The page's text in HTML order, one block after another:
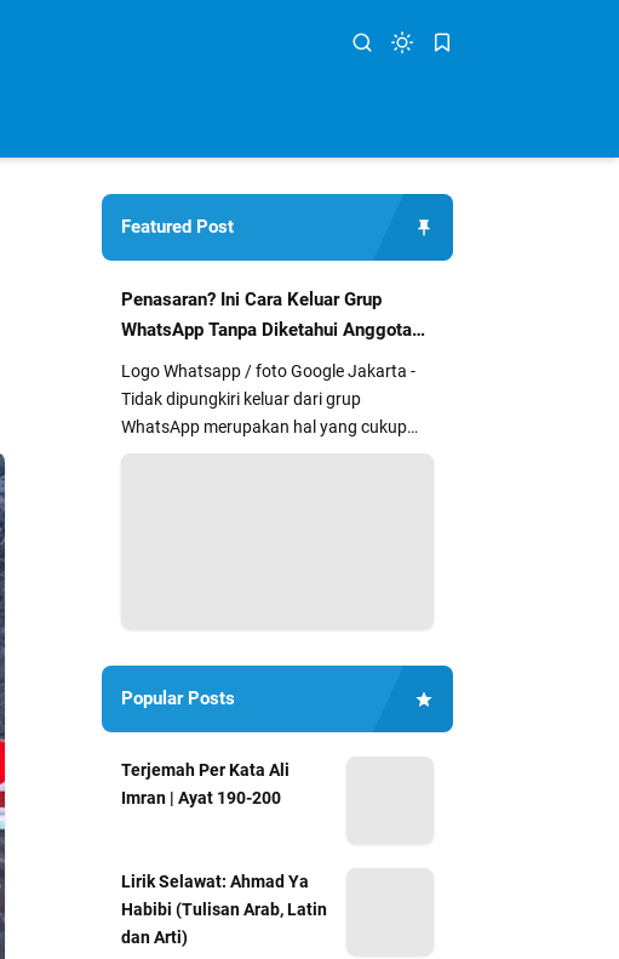
Featured Post
Penasaran? Ini Cara Keluar Grup
WhatsApp Tanpa Diketahui Anggota
Lain
Logo Whatsapp / foto Google Jakarta -
Tidak dipungkiri keluar dari grup
WhatsApp merupakan hal yang cukup
segan dan kurang nyaman bagi sebag...
Popular Posts
Terjemah Per Kata Ali
Imran | Ayat 190-200
Lirik Selawat: Ahmad Ya
Habibi (Tulisan Arab, Latin
dan Arti)